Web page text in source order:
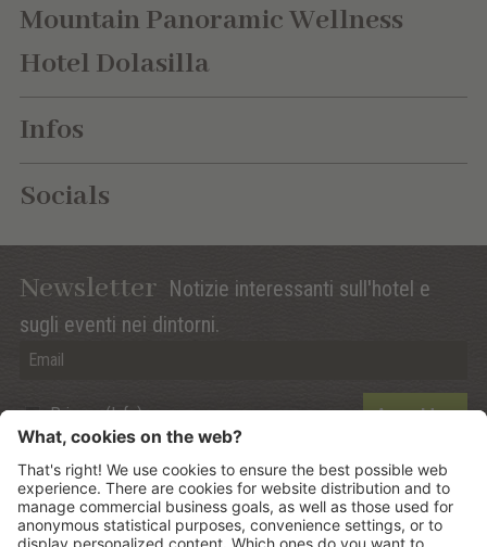
Mountain Panoramic Wellness
Hotel Dolasilla
Infos
Socials
Newsletter Notizie interessanti sull'hotel e
sugli eventi nei dintorni.
Anmelden
Privacy (Info)
©2026Mountain Panoramic Wellness Hotel Dolasilla.CIN:
IT021006A13ZWMYJZ7
.